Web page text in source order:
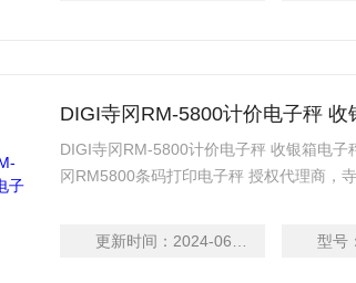
DIGI寺冈RM-5800计价电子秤 收
DIGI寺冈RM-5800计价电子秤 收银箱电
冈RM5800条码打印电子秤 授权代理商
更新时间： 2024-06-13 型号：